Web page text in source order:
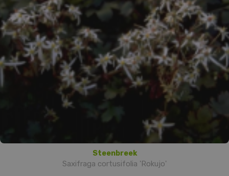
Steenbreek
Saxifraga cortusifolia 'Rokujo'